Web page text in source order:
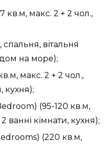
кв.м, макс. 2 + 2 чол.,
спальня, вітальня
на море);
макс. 2 + 2 чол.,
кухня);
(95-120 кв.м,
ванні кімнати, кухня);
(220 кв.м,